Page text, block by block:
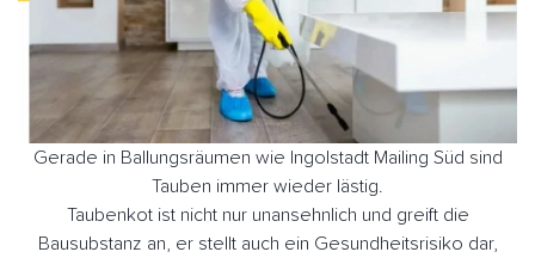
Gerade in Ballungsräumen wie Ingolstadt Mailing Süd sind
Tauben immer wieder lästig.
Taubenkot ist nicht nur unansehnlich und greift die
Bausubstanz an, er stellt auch ein Gesundheitsrisiko dar,